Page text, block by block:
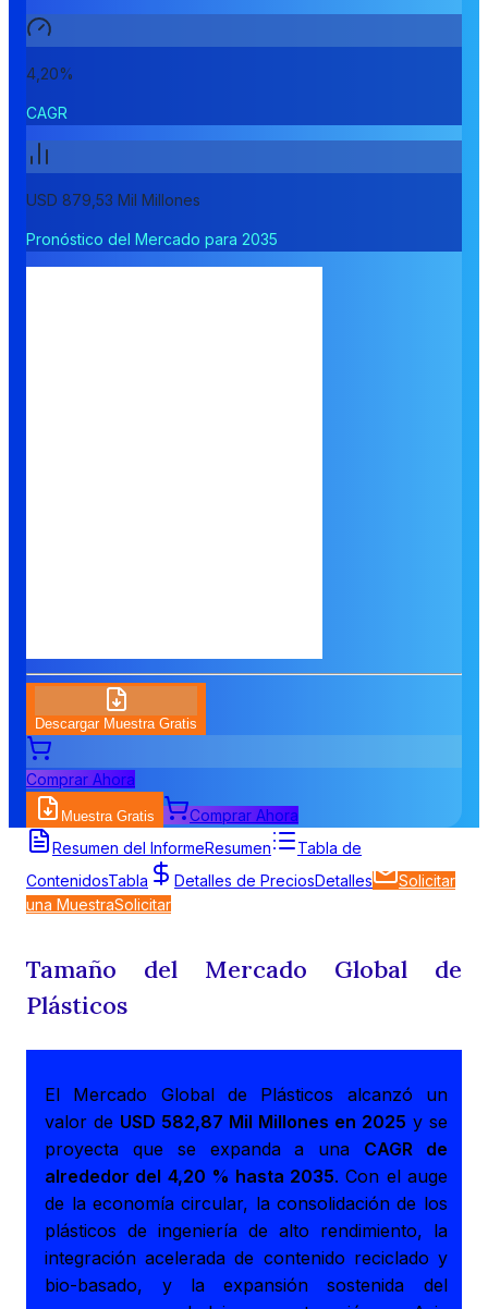
4,20%
CAGR
USD 879,53 Mil Millones
Pronóstico del Mercado para 2035
Descargar Muestra Gratis
Comprar Ahora
Muestra Gratis
Comprar Ahora
Resumen del InformeResumen
Tabla de
ContenidosTabla Detalles de PreciosDetalles
Solicitar
una MuestraSolicitar
Tamaño del Mercado Global de
Plásticos
El Mercado Global de Plásticos alcanzó un
valor de USD 582,87 Mil Millones en 2025 y se
proyecta que se expanda a una CAGR de
alrededor del 4,20 % hasta 2035. Con el auge
de la economía circular, la consolidación de los
plásticos de ingeniería de alto rendimiento, la
integración acelerada de contenido reciclado y
bio-basado, y la expansión sostenida del